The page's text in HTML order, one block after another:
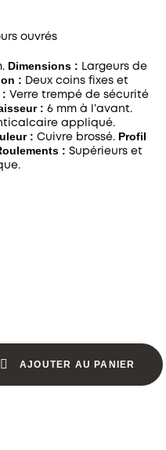
ouvrés
Dimensions : Largeurs de
: Deux coins fixes et
: Verre trempé de sécurité
: 6 mm à l’avant.
appliqué.
: Cuivre brossé. Profil
: Supérieurs et
AJOUTER AU PANIER